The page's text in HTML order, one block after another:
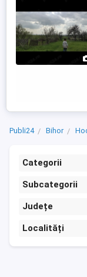
Publi24 Bihor
Categorii
Subcategorii
Județe
Localități